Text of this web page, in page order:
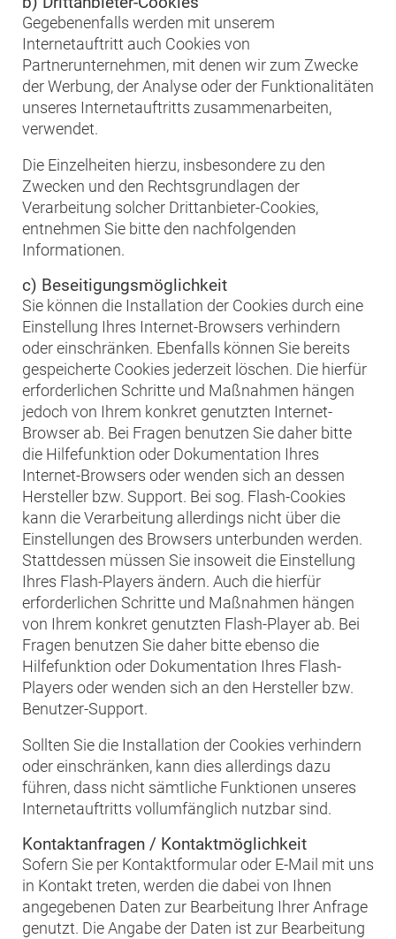
Gegebenenfalls werden mit unserem
Internetauftritt auch Cookies von
Partnerunternehmen, mit denen wir zum Zwecke
der Werbung, der Analyse oder der Funktionalitäten
unseres Internetauftritts zusammenarbeiten,
verwendet.
Die Einzelheiten hierzu, insbesondere zu den
Zwecken und den Rechtsgrundlagen der
Verarbeitung solcher Drittanbieter-Cookies,
entnehmen Sie bitte den nachfolgenden
Informationen.
c) Beseitigungsmöglichkeit
Sie können die Installation der Cookies durch eine
Einstellung Ihres Internet-Browsers verhindern
oder einschränken. Ebenfalls können Sie bereits
gespeicherte Cookies jederzeit löschen. Die hierfür
erforderlichen Schritte und Maßnahmen hängen
jedoch von Ihrem konkret genutzten Internet-
Browser ab. Bei Fragen benutzen Sie daher bitte
die Hilfefunktion oder Dokumentation Ihres
Internet-Browsers oder wenden sich an dessen
Hersteller bzw. Support. Bei sog. Flash-Cookies
kann die Verarbeitung allerdings nicht über die
Einstellungen des Browsers unterbunden werden.
Stattdessen müssen Sie insoweit die Einstellung
Ihres Flash-Players ändern. Auch die hierfür
erforderlichen Schritte und Maßnahmen hängen
von Ihrem konkret genutzten Flash-Player ab. Bei
Fragen benutzen Sie daher bitte ebenso die
Hilfefunktion oder Dokumentation Ihres Flash-
Players oder wenden sich an den Hersteller bzw.
Benutzer-Support.
Sollten Sie die Installation der Cookies verhindern
oder einschränken, kann dies allerdings dazu
führen, dass nicht sämtliche Funktionen unseres
Internetauftritts vollumfänglich nutzbar sind.
Kontaktanfragen / Kontaktmöglichkeit
Sofern Sie per Kontaktformular oder E-Mail mit uns
in Kontakt treten, werden die dabei von Ihnen
angegebenen Daten zur Bearbeitung Ihrer Anfrage
genutzt. Die Angabe der Daten ist zur Bearbeitung